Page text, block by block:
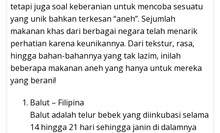
tetapi juga soal keberanian untuk mencoba sesuatu
yang unik bahkan terkesan “aneh”. Sejumlah
makanan khas dari berbagai negara telah menarik
perhatian karena keunikannya. Dari tekstur, rasa,
hingga bahan-bahannya yang tak lazim, inilah
beberapa makanan aneh yang hanya untuk mereka
yang berani!
Balut – Filipina
Balut adalah telur bebek yang diinkubasi selama
14 hingga 21 hari sehingga janin di dalamnya